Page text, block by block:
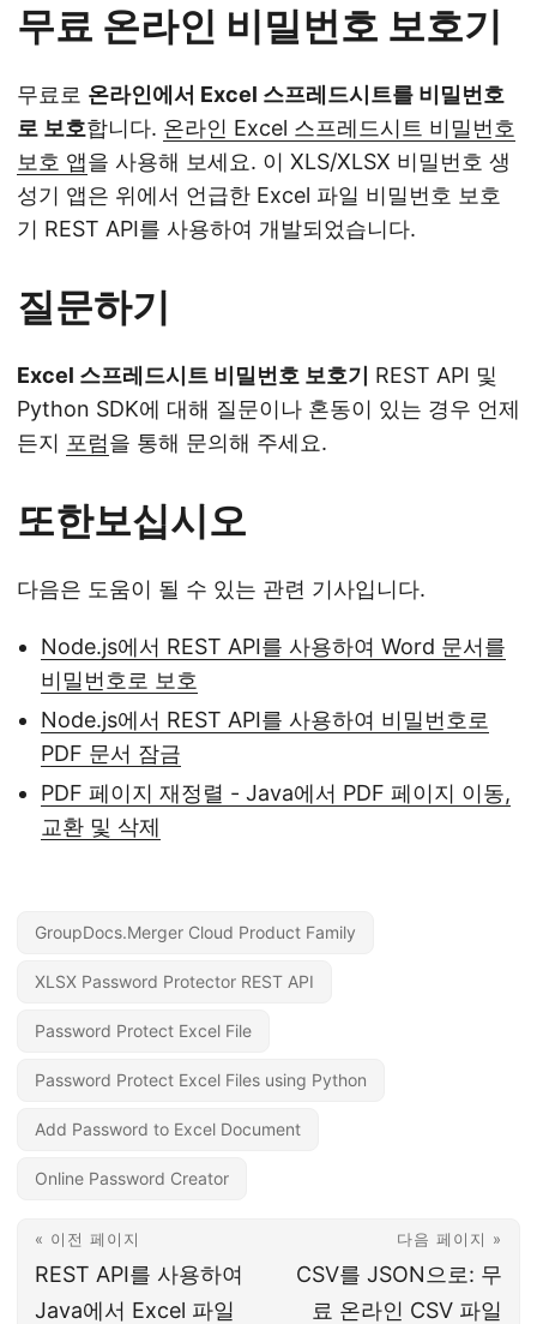
무료 온라인 비밀번호 보호기
무료로 온라인에서 Excel 스프레드시트를 비밀번호
로 보호합니다. 온라인 Excel 스프레드시트 비밀번호
보호 앱을 사용해 보세요. 이 XLS/XLSX 비밀번호 생
성기 앱은 위에서 언급한 Excel 파일 비밀번호 보호
기 REST API를 사용하여 개발되었습니다.
질문하기
Excel 스프레드시트 비밀번호 보호기 REST API 및
Python SDK에 대해 질문이나 혼동이 있는 경우 언제
든지 포럼을 통해 문의해 주세요.
또한보십시오
다음은 도움이 될 수 있는 관련 기사입니다.
Node.js에서 REST API를 사용하여 Word 문서를
비밀번호로 보호
Node.js에서 REST API를 사용하여 비밀번호로
PDF 문서 잠금
PDF 페이지 재정렬 - Java에서 PDF 페이지 이동,
교환 및 삭제
GroupDocs.Merger Cloud Product Family
XLSX Password Protector REST API
Password Protect Excel File
Password Protect Excel Files using Python
Add Password to Excel Document
Online Password Creator
« 이전 페이지
REST API를 사용하여
Java에서 Excel 파일
다음 페이지 »
CSV를 JSON으로: 무
료 온라인 CSV 파일